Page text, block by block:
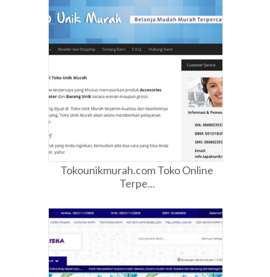
Tokounikmurah.com Toko Online
Terpe...